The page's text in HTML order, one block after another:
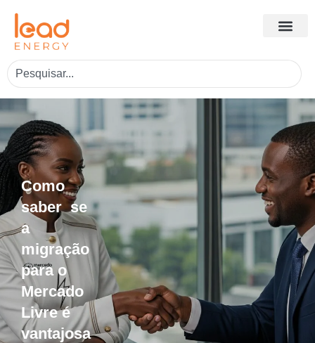
Como
saber se
a
migração
para o
Mercado
Livre é
vantajosa